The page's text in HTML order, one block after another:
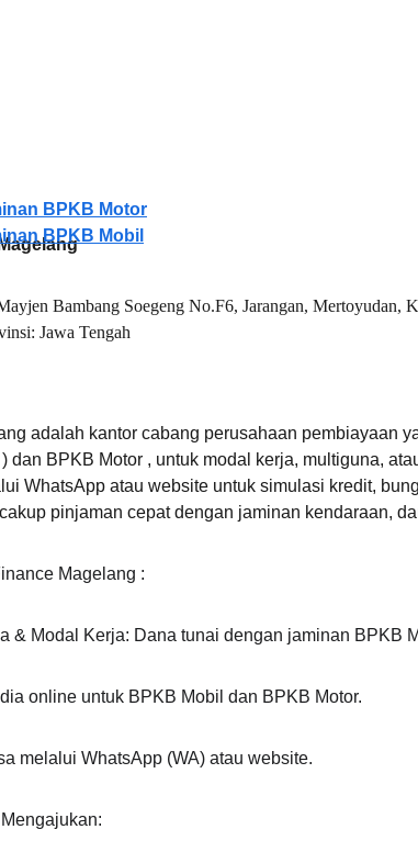
Bambang Soegeng No.F6, Jarangan, Mertoyudan,
Jawa Tengah
BPKB Motor
BPKB Mobil
adalah kantor cabang perusahaan pembiayaan
dan BPKB Motor , untuk modal kerja, multiguna,
WhatsApp atau website untuk simulasi kredit,
pinjaman cepat dengan jaminan kendaraan,
Magelang :
& Modal Kerja: Dana tunai dengan jaminan BPKB
online untuk BPKB Mobil dan BPKB Motor.
melalui WhatsApp (WA) atau website.